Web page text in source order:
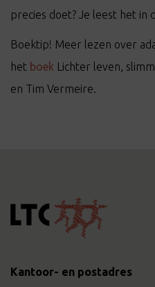
precies doet? Je leest het in
Boektip! Meer lezen over
het boek Lichter leven,
en Tim Vermeire.
Kantoor- en postadres